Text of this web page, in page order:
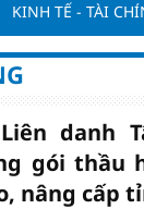
KINH TẾ - TÀI
danh
gói thầu
nâng cấp